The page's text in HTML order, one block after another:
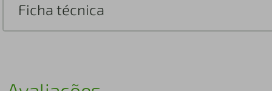
Ficha técnica